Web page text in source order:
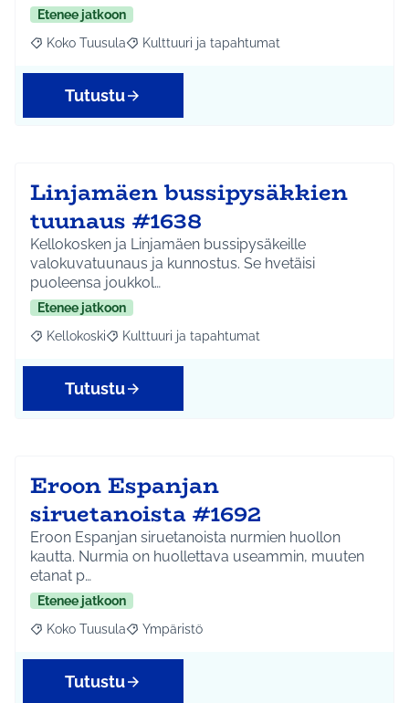
Etenee jatkoon
Rajaa tulokset aihepiirin mukaan: Koko Tuusula
Koko Tuusula Rajaa tulokset teeman mukaan: Kulttuuri ja
Kulttuuri ja tapahtumat
Tutustu
Linjamäen bussipysäkkien
tuunaus #1638
Kellokosken ja Linjamäen bussipysäkeille
valokuvatuunaus ja kunnostus. Se hvetäisi
puoleensa joukkol…
Etenee jatkoon
Rajaa tulokset aihepiirin mukaan: Kellokoski
Kellokoski Rajaa tulokset teeman mukaan: Kulttuuri ja
Kulttuuri ja tapahtumat
Tutustu
Eroon Espanjan
siruetanoista #1692
Eroon Espanjan siruetanoista nurmien huollon
kautta. Nurmia on huollettava useammin, muuten
etanat p…
Etenee jatkoon
Rajaa tulokset aihepiirin mukaan: Koko Tuusula
Koko Tuusula Rajaa tulokset teeman mukaan: Ympäristö
Ympäristö
Tutustu